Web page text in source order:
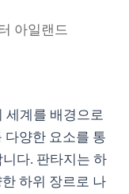
아일랜드
세계를 배경으로
다양한 요소를 통
다. 판타지는 하
하위 장르로 나